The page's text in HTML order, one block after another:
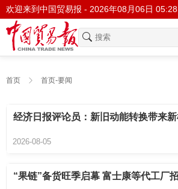
欢迎来到中国贸易报 - 2026年08月06日 05:28
首页 首页-要闻
经济日报评论员：新旧动能转换带来
2026-08-05
“果链”备货旺季启幕 富士康等代工厂